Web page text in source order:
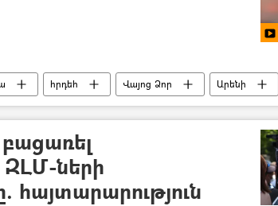
հրդեհ Վայոց Ձոր
Արենի
(ԱԻՆ)
ԶԼՄ-ների
հայտարարություն